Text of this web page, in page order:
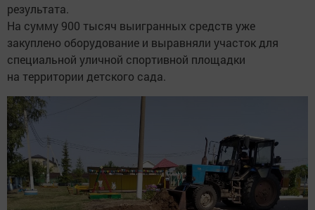
результата.
На сумму 900 тысяч выигранных средств уже
закуплено оборудование и выравняли участок для
специальной уличной спортивной площадки
на территории детского сада.